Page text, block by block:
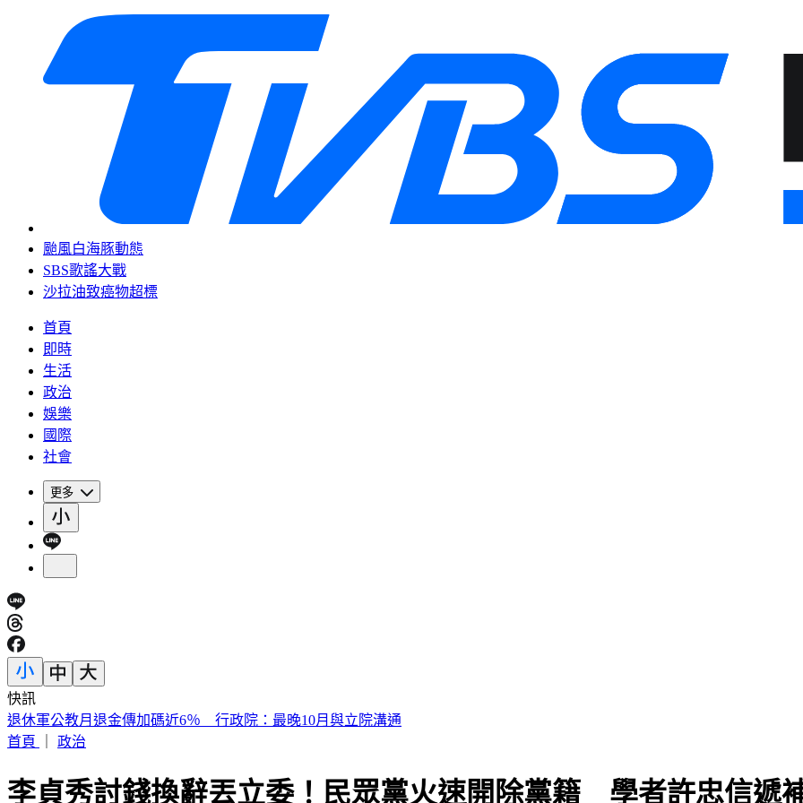
颱風白海豚動態
SBS歌謠大戰
沙拉油致癌物超標
首頁
即時
生活
政治
娛樂
國際
社會
更多
快訊
退休軍公教月退金傳加碼近6％ 行政院：最晚10月與立院溝通
首頁
政治
李貞秀討錢換辭丟立委！民眾黨火速開除黨籍 學者許忠信遞